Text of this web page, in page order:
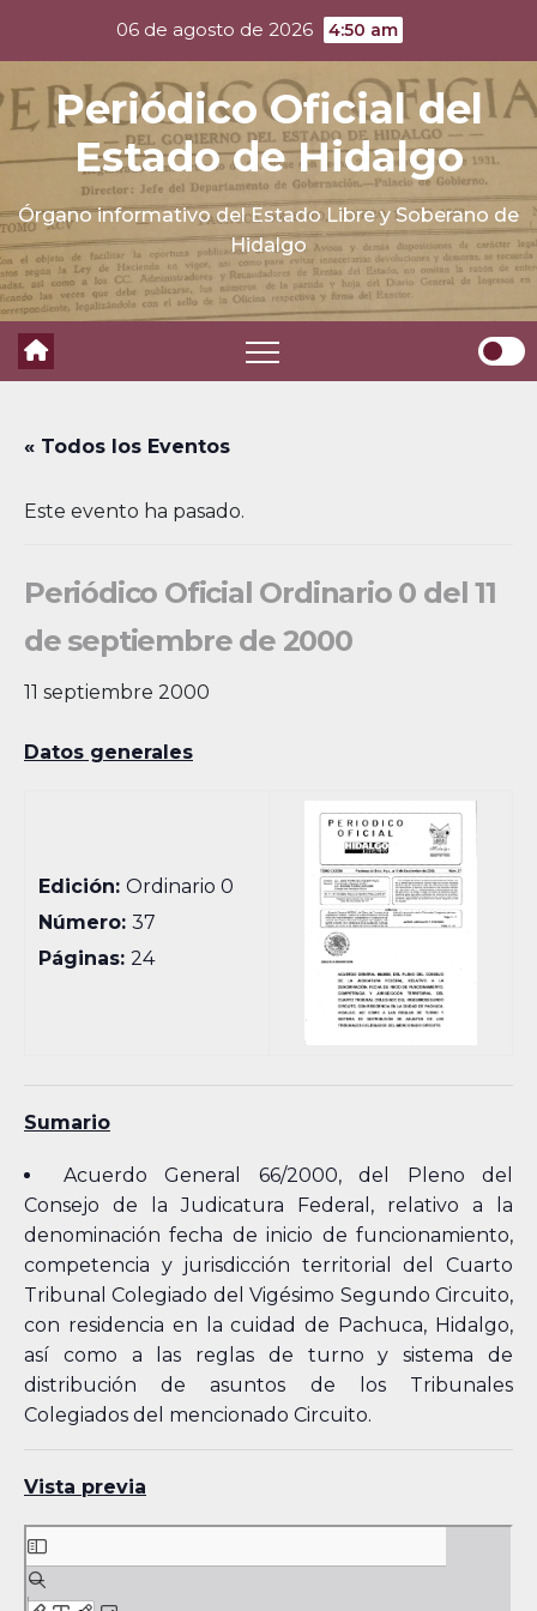
content
06 de agosto de 2026 4:50 am
Periódico Oficial del
Estado de Hidalgo
Órgano informativo del Estado Libre y Soberano de
Hidalgo
« Todos los Eventos
Este evento ha pasado.
Periódico Oficial Ordinario 0 del 11
de septiembre de 2000
11 septiembre 2000
Datos generales
Edición:Ordinario 0
Número:37
Páginas:24
Sumario
Acuerdo General 66/2000, del Pleno del
Consejo de la Judicatura Federal, relativo a la
denominación fecha de inicio de funcionamiento,
competencia y jurisdicción territorial del Cuarto
Tribunal Colegiado del Vigésimo Segundo Circuito,
con residencia en la cuidad de Pachuca, Hidalgo,
así como a las reglas de turno y sistema de
distribución de asuntos de los Tribunales
Colegiados del mencionado Circuito.
Vista previa
Skip
to
PDF